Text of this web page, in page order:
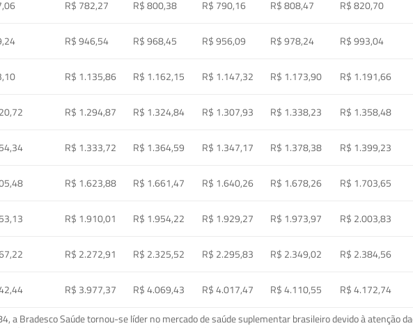
R$ 782,27 R$ 800,38 R$ 790,16 R$ 808,47 R$ 820,70
R$ 946,54 R$ 968,45 R$ 956,09 R$ 978,24 R$ 993,04
R$ 1.135,86 R$ 1.162,15 R$ 1.147,32 R$ 1.173,90 R$ 1.191,66
R$ 1.294,87 R$ 1.324,84 R$ 1.307,93 R$ 1.338,23 R$ 1.358,48
R$ 1.333,72 R$ 1.364,59 R$ 1.347,17 R$ 1.378,38 R$ 1.399,23
R$ 1.623,88 R$ 1.661,47 R$ 1.640,26 R$ 1.678,26 R$ 1.703,65
R$ 1.910,01 R$ 1.954,22 R$ 1.929,27 R$ 1.973,97 R$ 2.003,83
R$ 2.272,91 R$ 2.325,52 R$ 2.295,83 R$ 2.349,02 R$ 2.384,56
R$ 3.977,37 R$ 4.069,43 R$ 4.017,47 R$ 4.110,55 R$ 4.172,74
a Bradesco Saúde tornou-se líder no mercado de saúde suplementar brasileiro devido à atenção